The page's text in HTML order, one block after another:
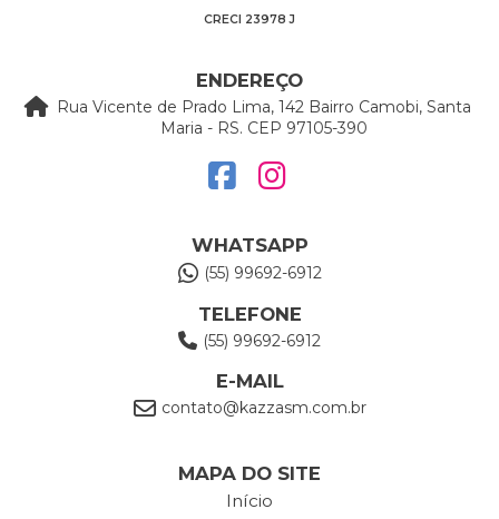
CRECI 23978 J
ENDEREÇO
Rua Vicente de Prado Lima, 142 Bairro Camobi, Santa
Maria - RS. CEP 97105-390
WHATSAPP
(55) 99692-6912
TELEFONE
(55) 99692-6912
E-MAIL
contato@kazzasm.com.br
MAPA DO SITE
Início